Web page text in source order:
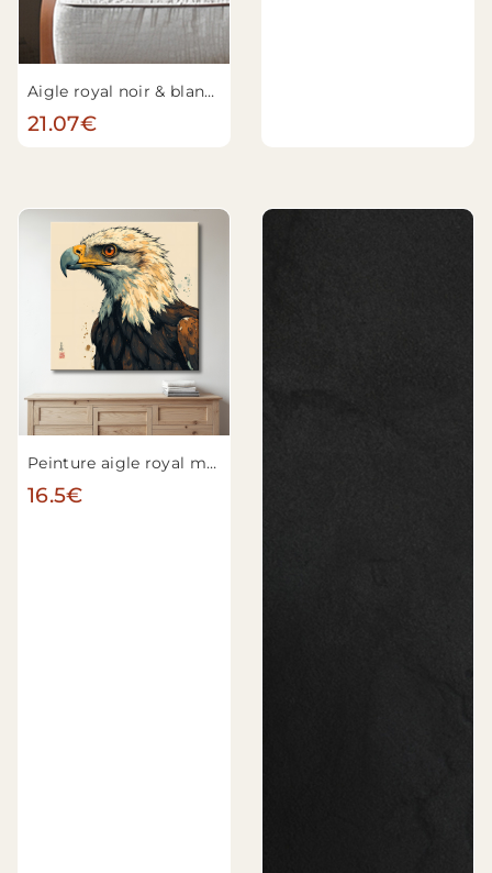
Aigle royal noir & blanc n°4
21.07€
Peinture aigle royal moderne n°5
16.5€